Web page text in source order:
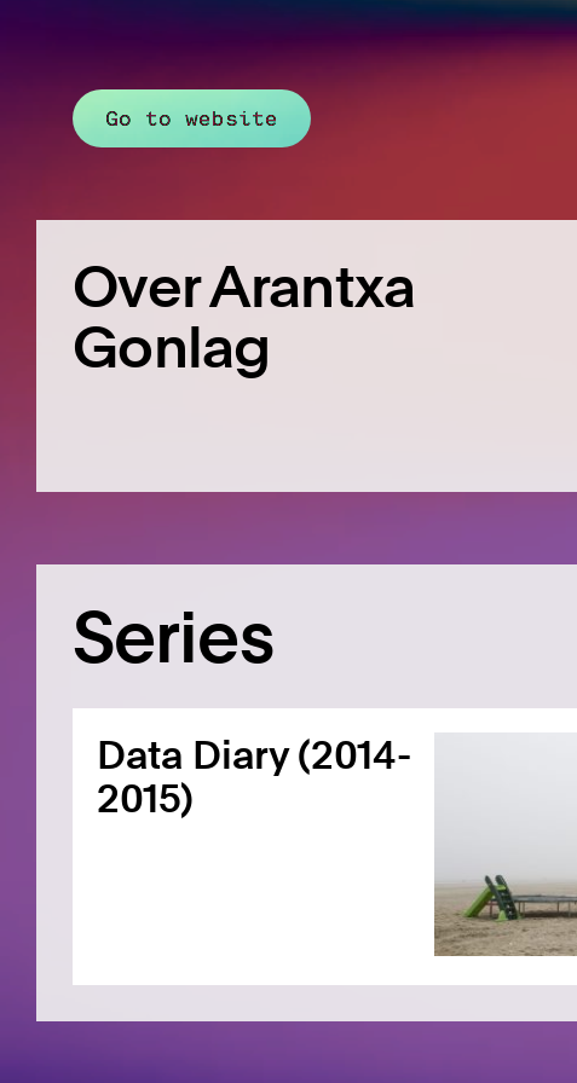
Go to website
Over Arantxa
Gonlag
Series
Data Diary (2014-
2015)